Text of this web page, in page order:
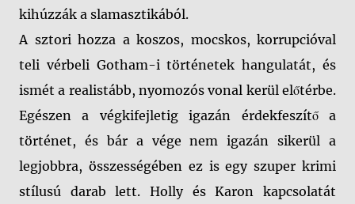
kihúzzák a slamasztikából.
A sztori hozza a koszos, mocskos, korrupcióval
teli vérbeli Gotham-i történetek hangulatát, és
ismét a realistább, nyomozós vonal kerül előtérbe.
Egészen a végkifejletig igazán érdekfeszítő a
történet, és bár a vége nem igazán sikerül a
legjobbra, összességében ez is egy szuper krimi
stílusú darab lett. Holly és Karon kapcsolatát